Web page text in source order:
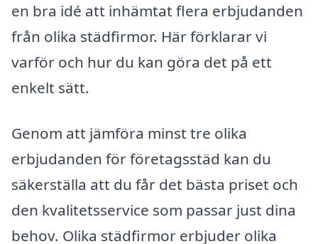
en bra idé att inhämtat flera erbjudanden
från olika städfirmor. Här förklarar vi
varför och hur du kan göra det på ett
enkelt sätt.
Genom att jämföra minst tre olika
erbjudanden för företagsstäd kan du
säkerställa att du får det bästa priset och
den kvalitetsservice som passar just dina
behov. Olika städfirmor erbjuder olika